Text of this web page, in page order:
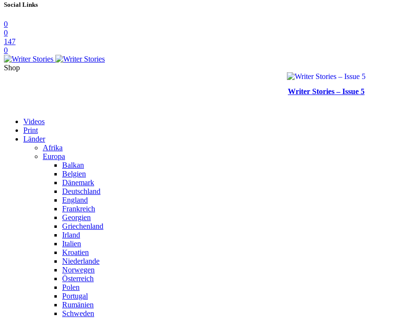
Social Links
0
0
147
0
Shop
Writer Stories – Issue 5
Videos
Print
Länder
Afrika
Europa
Balkan
Belgien
Dänemark
Deutschland
England
Frankreich
Georgien
Griechenland
Irland
Italien
Kroatien
Niederlande
Norwegen
Österreich
Polen
Portugal
Rumänien
Schweden